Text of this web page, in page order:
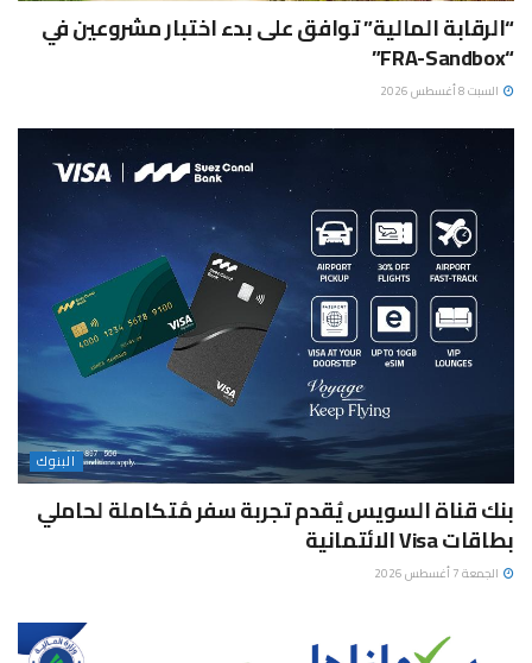
“الرقابة المالية” توافق على بدء اختبار مشروعين في
“FRA-Sandbox”
السبت 8 أغسطس 2026
البنوك
بنك قناة السويس يُقدم تجربة سفر مُتكاملة لحاملي
بطاقات Visa الائتمانية
الجمعة 7 أغسطس 2026